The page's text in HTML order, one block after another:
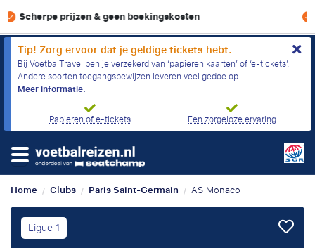
SGR-garantie
Tip! Zorg ervoor dat je geldige tickets hebt.
Bij VoetbalTravel ben je verzekerd van ‘papieren kaarten’ of ‘e-tickets’.
Andere soorten toegangsbewijzen leveren veel gedoe op.
Meer informatie.
Papieren of e-tickets
Een zorgeloze ervaring
Home / Clubs / Paris Saint-Germain / AS Monaco
Ligue 1